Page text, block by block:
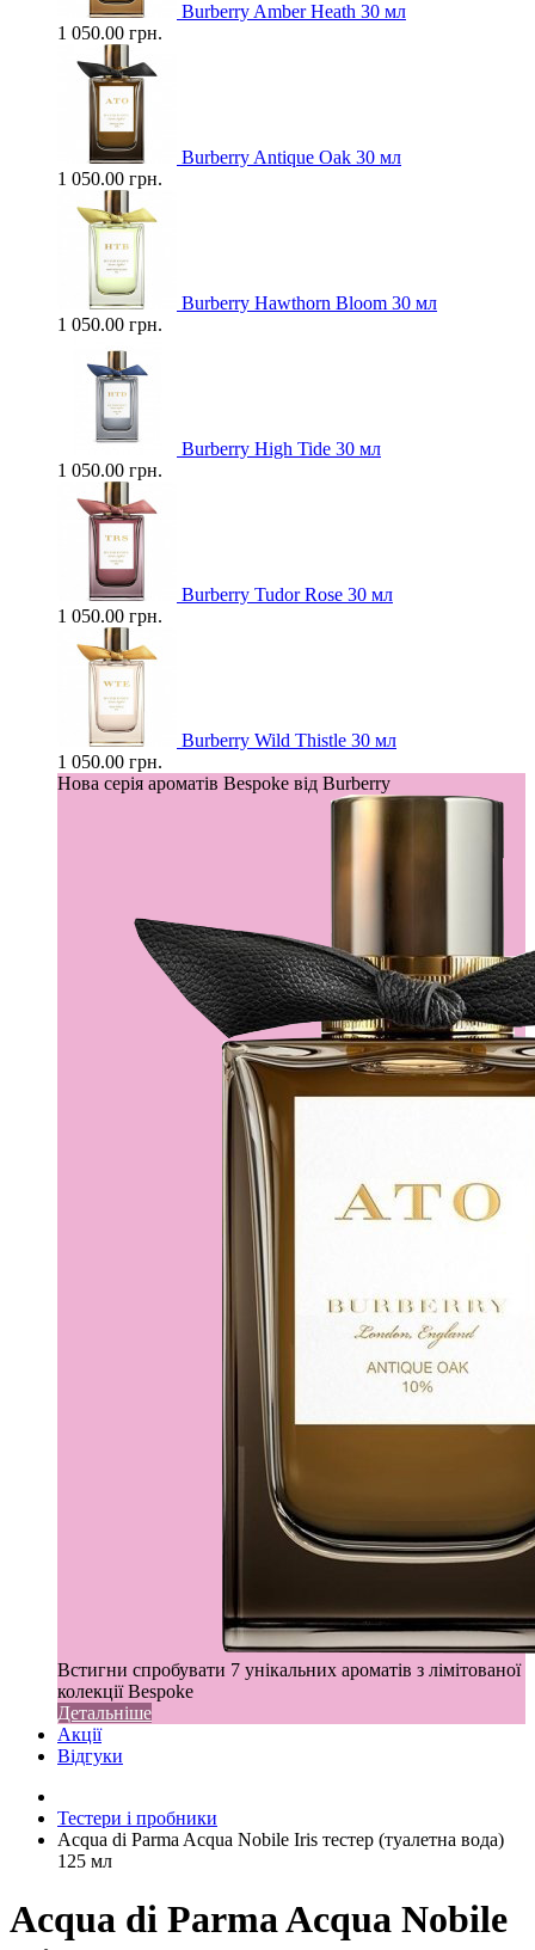
Burberry Amber Heath 30 мл
1 050.00 грн.
Burberry Antique Oak 30 мл
1 050.00 грн.
Burberry Hawthorn Bloom 30 мл
1 050.00 грн.
Burberry High Tide 30 мл
1 050.00 грн.
Burberry Tudor Rose 30 мл
1 050.00 грн.
Burberry Wild Thistle 30 мл
1 050.00 грн.
Нова серія ароматів Bespoke від Burberry
Встигни спробувати 7 унікальних ароматів з лімітованої
колекції Bespoke
Детальніше
Акції
Відгуки
Тестери і пробники
Acqua di Parma Acqua Nobile Iris тестер (туалетна вода)
125 мл
Acqua di Parma Acqua Nobile